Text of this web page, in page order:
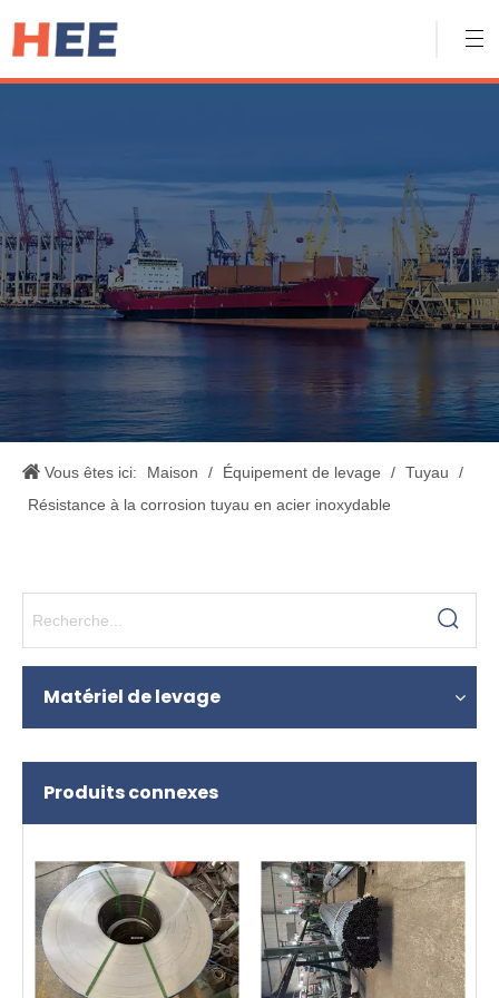
Vous êtes ici: Maison / Équipement de levage / Tuyau
/
Résistance à la corrosion tuyau en acier inoxydable
Matériel de levage
Produits connexes